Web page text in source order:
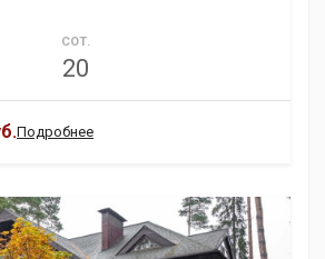
СОТ.
20
Подробнее